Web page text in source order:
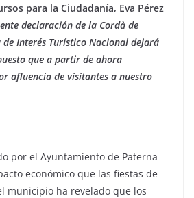
para la Ciudadanía, Eva Pérez
declaración de la Cordà de
de Interés Turístico Nacional dejará
que a partir de ahora
afluencia de visitantes a nuestro
por el Ayuntamiento de Paterna
económico que las fiestas de
municipio ha revelado que los